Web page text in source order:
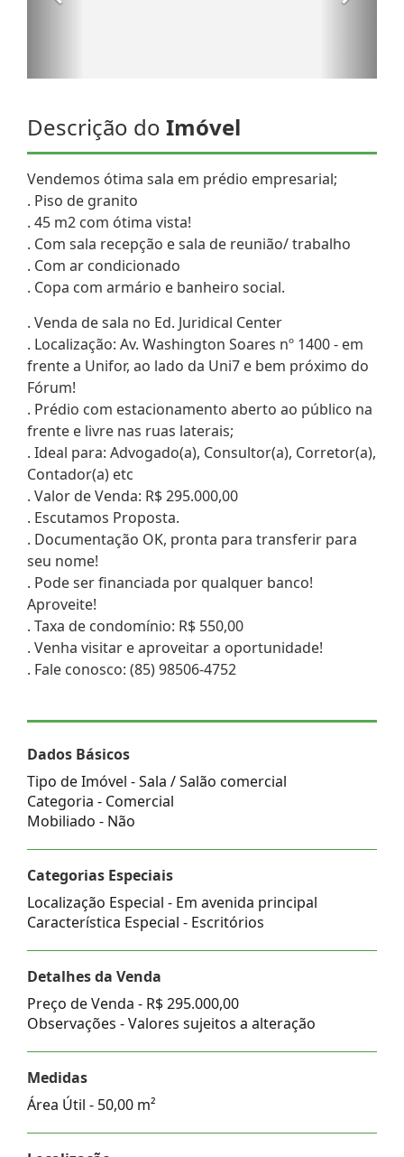
Descrição do Imóvel
Vendemos ótima sala em prédio empresarial;
. Piso de granito
. 45 m2 com ótima vista!
. Com sala recepção e sala de reunião/ trabalho
. Com ar condicionado
. Copa com armário e banheiro social.
. Venda de sala no Ed. Juridical Center
. Localização: Av. Washington Soares nº 1400 - em
frente a Unifor, ao lado da Uni7 e bem próximo do
Fórum!
. Prédio com estacionamento aberto ao público na
frente e livre nas ruas laterais;
. Ideal para: Advogado(a), Consultor(a), Corretor(a),
Contador(a) etc
. Valor de Venda: R$ 295.000,00
. Escutamos Proposta.
. Documentação OK, pronta para transferir para
seu nome!
. Pode ser financiada por qualquer banco!
Aproveite!
. Taxa de condomínio: R$ 550,00
. Venha visitar e aproveitar a oportunidade!
. Fale conosco: (85) 98506-4752
Dados Básicos
Tipo de Imóvel - Sala / Salão comercial
Categoria - Comercial
Mobiliado - Não
Categorias Especiais
Localização Especial - Em avenida principal
Característica Especial - Escritórios
Detalhes da Venda
Preço de Venda - R$ 295.000,00
Observações - Valores sujeitos a alteração
Medidas
Área Útil - 50,00 m²